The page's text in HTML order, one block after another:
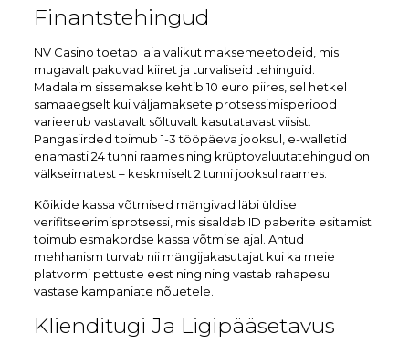
Finantstehingud
NV Casino toetab laia valikut maksemeetodeid, mis
mugavalt pakuvad kiiret ja turvaliseid tehinguid.
Madalaim sissemakse kehtib 10 euro piires, sel hetkel
samaaegselt kui väljamaksete protsessimisperiood
varieerub vastavalt sõltuvalt kasutatavast viisist.
Pangasiirded toimub 1-3 tööpäeva jooksul, e-walletid
enamasti 24 tunni raames ning krüptovaluutatehingud on
välkseimatest – keskmiselt 2 tunni jooksul raames.
Kõikide kassa võtmised mängivad läbi üldise
verifitseerimisprotsessi, mis sisaldab ID paberite esitamist
toimub esmakordse kassa võtmise ajal. Antud
mehhanism turvab nii mängijakasutajat kui ka meie
platvormi pettuste eest ning ning vastab rahapesu
vastase kampaniate nõuetele.
Klienditugi Ja Ligipääsetavus